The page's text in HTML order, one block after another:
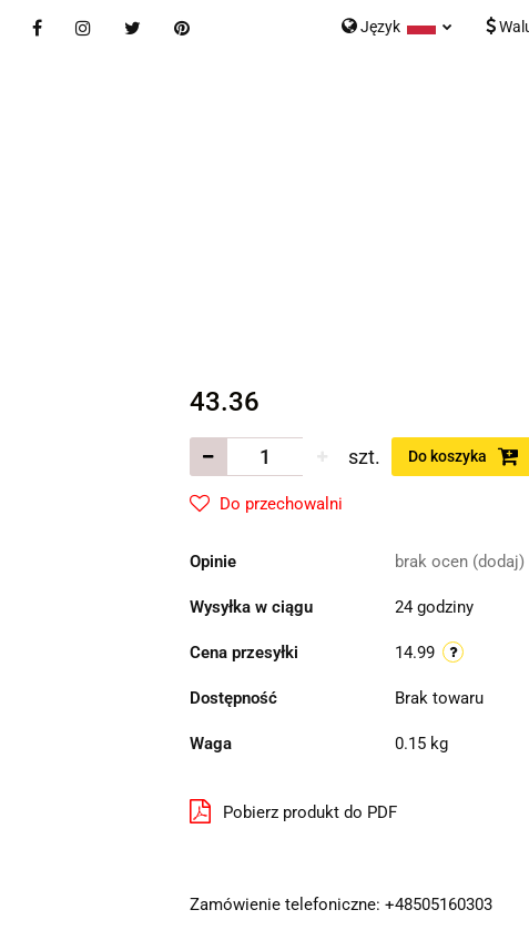
Język
Nowości Bestsellery Kontakt Formularz
43.36
szt. Do koszyka
Do przechowalni
Opinie brak ocen (dodaj)
Wysyłka w ciągu 24 godziny
Cena przesyłki 14.99
Dostępność Brak towaru
Waga 0.15 kg
Pobierz produkt do PDF
Zamówienie telefoniczne: +48505160303